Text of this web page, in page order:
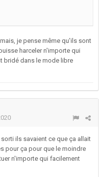
je pense même qu'ils sont
harceler n'importe qui
bridé dans le mode libre
ils savaient ce que ça allait
pour ça pour que le moindre
n'importe qui facilement